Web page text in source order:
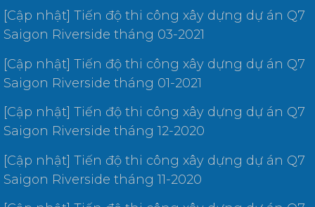
[Cập nhật] Tiến độ thi công xây dựng dự án Q7
Saigon Riverside tháng 03-2021
[Cập nhật] Tiến độ thi công xây dựng dự án Q7
Saigon Riverside tháng 01-2021
[Cập nhật] Tiến độ thi công xây dựng dự án Q7
Saigon Riverside tháng 12-2020
[Cập nhật] Tiến độ thi công xây dựng dự án Q7
Saigon Riverside tháng 11-2020